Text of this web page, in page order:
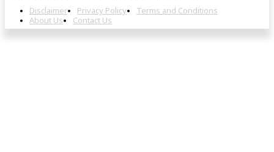
Disclaimer Privacy Policy
Terms and Conditions
About Us
Contact Us